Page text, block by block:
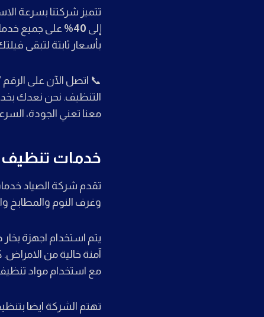
تتميز شركتنا بسرعة
إلى 40%
على جميع
بأسعار ثابتة لتبقى
📞 اتصل الآن على الرقم
التنظيف. نحن نعدك
معنا تعني الجودة،
خدمات تنظيف
تقدم شركة الصياد
وغرف النوم والمطابخ
يتم استخدام اجهزة
آمنة خالية من الامراض.
مع استخدام مواد
تهتم الشركة ايضا